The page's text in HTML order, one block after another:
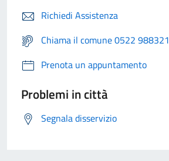
Richiedi Assistenza
Chiama il comune 0522 988321
Prenota un appuntamento
Problemi in città
Segnala disservizio